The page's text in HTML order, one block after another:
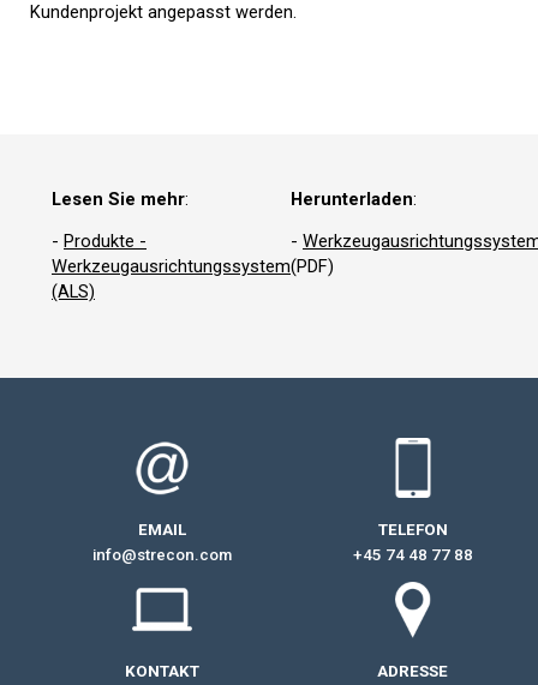
Kundenprojekt angepasst werden.
Lesen Sie mehr:
- Produkte -
Werkzeugausrichtungssystem
(ALS)
Herunterladen:
-
(PDF)
EMAIL
info@strecon.com
TELEFON
+45 74 48 77 88
KONTAKT
ADRESSE